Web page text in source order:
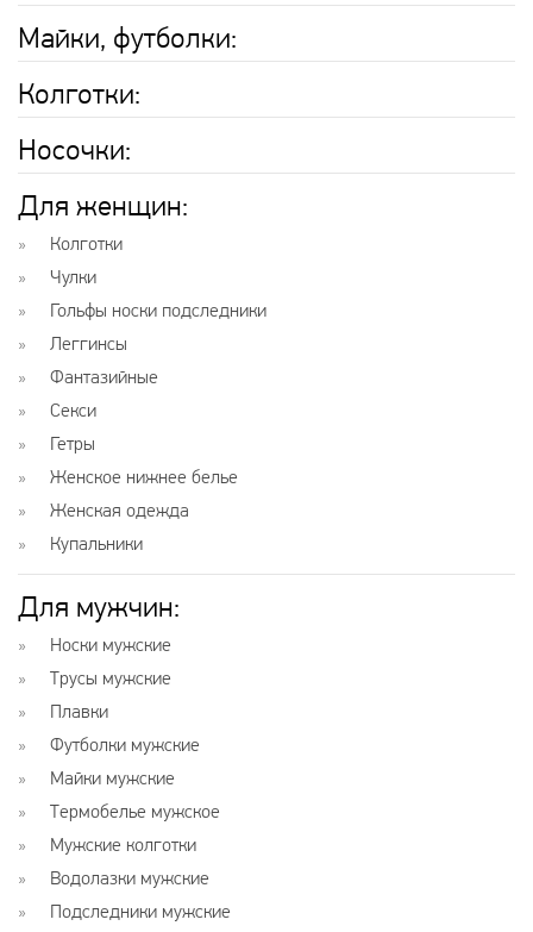
Майки, футболки:
Колготки:
Носочки:
Для женщин:
Колготки
Чулки
Гольфы носки подследники
Леггинсы
Фантазийные
Секси
Гетры
Женское нижнее белье
Женская одежда
Купальники
Для мужчин:
Носки мужские
Трусы мужские
Плавки
Футболки мужские
Майки мужские
Термобелье мужское
Мужские колготки
Водолазки мужские
Подследники мужские